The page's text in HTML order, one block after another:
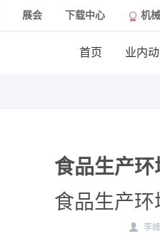
展会 下载中心 机
首页 业内
食品生产环
食品生产环
李峰